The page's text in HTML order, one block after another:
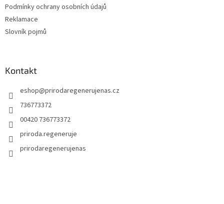
Podmínky ochrany osobních údajů
Reklamace
Slovník pojmů
Kontakt
eshop@prirodaregenerujenas.cz
736773372
00420 736773372
priroda.regeneruje
prirodaregenerujenas